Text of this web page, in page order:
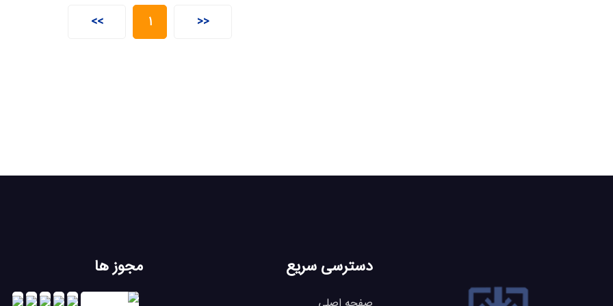
<<
1
>>
دسترسی سریع مجوز ها